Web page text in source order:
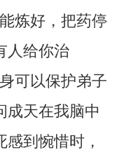
炼好，把药停
人给你治
可以保护弟子
成天在我脑中
到惋惜时，